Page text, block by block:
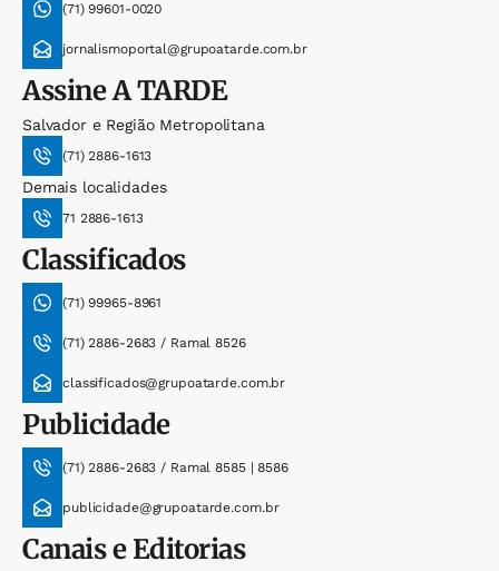
(71) 99601-0020
jornalismoportal@grupoatarde.com.br
AssineA TARDE
Salvador e Região Metropolitana
(71) 2886-1613
Demais localidades
71 2886-1613
Classificados
(71) 99965-8961
(71) 2886-2683 / Ramal 8526
classificados@grupoatarde.com.br
Publicidade
(71) 2886-2683 / Ramal 8585 | 8586
publicidade@grupoatarde.com.br
Canais e Editorias